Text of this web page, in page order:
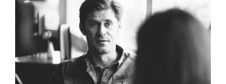
GARDUS
KĄSNIS
PO
„PIGIŲ“
LIETUVIŲ
KINO
PREMJERŲ